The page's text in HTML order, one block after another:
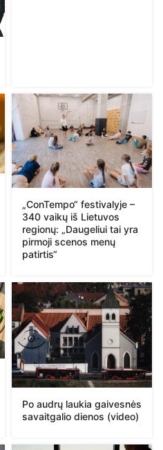
„ConTempo“ festivalyje –
340 vaikų iš Lietuvos
regionų: „Daugeliui tai yra
pirmoji scenos menų
patirtis“
Po audrų laukia gaivesnės
savaitgalio dienos (video)